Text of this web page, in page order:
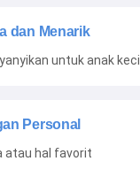
dan Menarik
untuk anak kecil
Personal
atau hal favorit